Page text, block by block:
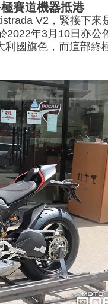
賽道機器抵港
V2，緊接下來
2022年3月10日亦公
國旗色，而這部終